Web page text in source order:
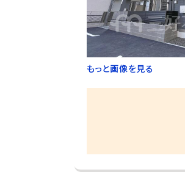
もっと画像を見る